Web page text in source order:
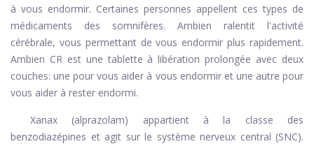
à vous endormir. Certaines personnes appellent ces types de
médicaments des somnifères. Ambien ralentit l'activité
cérébrale, vous permettant de vous endormir plus rapidement.
Ambien CR est une tablette à libération prolongée avec deux
couches: une pour vous aider à vous endormir et une autre pour
vous aider à rester endormi.
Xanax (alprazolam) appartient à la classe des
benzodiazépines et agit sur le système nerveux central (SNC).